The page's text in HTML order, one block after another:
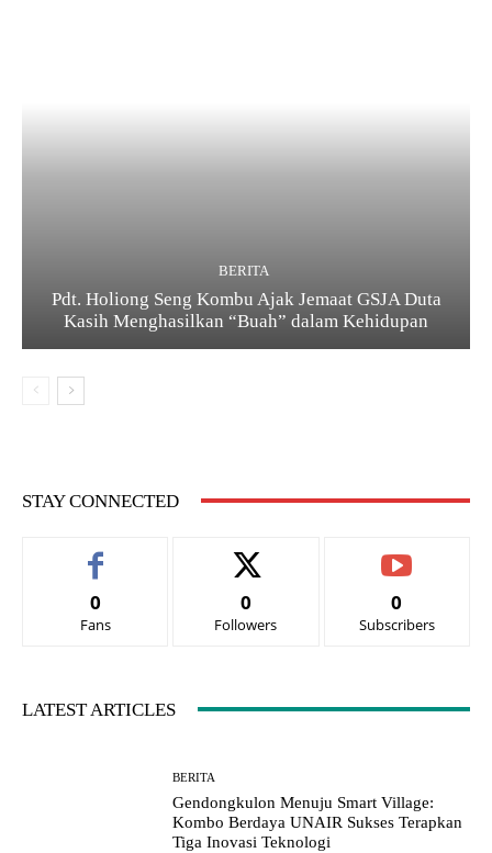
BERITA
Pdt. Holiong Seng Kombu Ajak Jemaat GSJA Duta
Kasih Menghasilkan “Buah” dalam Kehidupan
STAY CONNECTED
0
Fans
0
Followers
0
Subscribers
LATEST ARTICLES
BERITA
Gendongkulon Menuju Smart Village:
Kombo Berdaya UNAIR Sukses Terapkan
Tiga Inovasi Teknologi